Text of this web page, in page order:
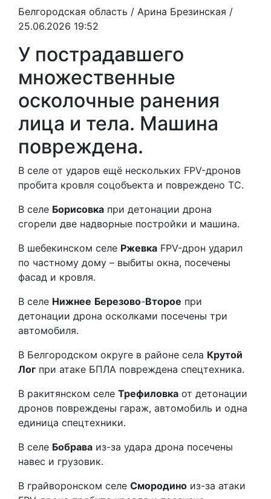
Белгородская область / Арина Брезинская /
25.06.2026 19:52
У пострадавшего
множественные
осколочные ранения
лица и тела. Машина
повреждена.
В селе от ударов ещё нескольких FPV-дронов
пробита кровля соцобъекта и повреждено ТС.
В селе Борисовка при детонации дрона
сгорели две надворные постройки и машина.
В шебекинском селе Ржевка FPV-дрон ударил
по частному дому – выбиты окна, посечены
фасад и кровля.
В селе Нижнее Березово-Второе при
детонации дрона осколками посечены три
автомобиля.
В Белгородском округе в районе села Крутой
Лог при атаке БПЛА повреждена спецтехника.
В ракитянском селе Трефиловка от детонации
дронов повреждены гараж, автомобиль и одна
единица спецтехники.
В селе Бобрава из-за удара дрона посечены
навес и грузовик.
В грайворонском селе Смородино из-за атаки